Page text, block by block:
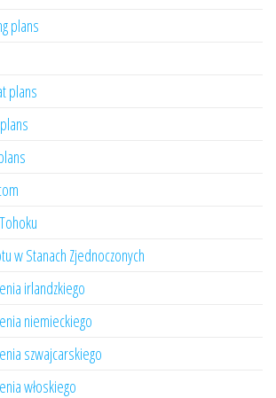
plans
plans
w Stanach Zjednoczonych
irlandzkiego
niemieckiego
szwajcarskiego
włoskiego